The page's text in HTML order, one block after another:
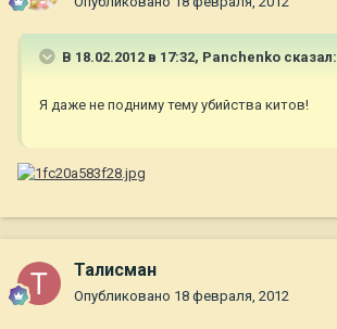
В 18.02.2012 в 17:32, Panchenko сказал:
Я даже не подниму тему убийства китов!
Талисман
Опубликовано 18 февраля, 2012